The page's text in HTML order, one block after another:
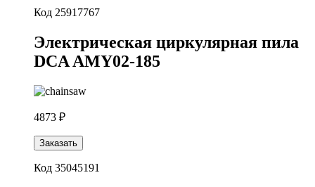
Код 25917767
Электрическая циркулярная пила
DCA AMY02-185
4873 ₽
Заказать
Код 35045191